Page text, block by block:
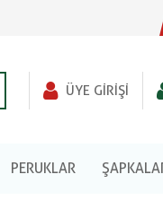
ÜYE GIRIŞI
PERUKLAR